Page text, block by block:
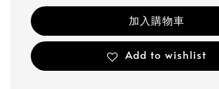
加入購物車
Add to wishlist